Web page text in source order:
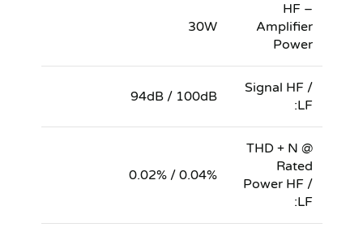
HF –
Amplifier
Power
30W
Signal HF /
LF:
94dB / 100dB
THD + N @
Rated
Power HF /
LF:
0.04% / 0.02%